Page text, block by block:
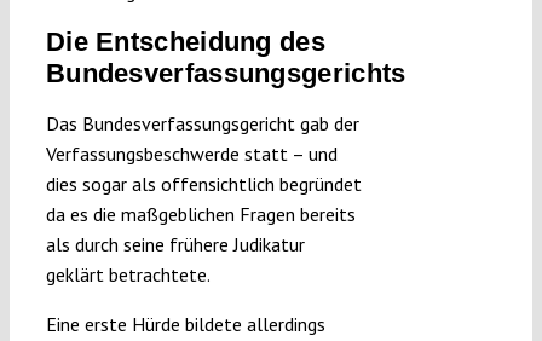
Die Entscheidung des
Bundesverfassungsgerichts
Das Bundesverfassungsgericht gab der
Verfassungsbeschwerde statt – und
dies sogar als offensichtlich begründet
da es die maßgeblichen Fragen bereits
als durch seine frühere Judikatur
geklärt betrachtete.
Eine erste Hürde bildete allerdings